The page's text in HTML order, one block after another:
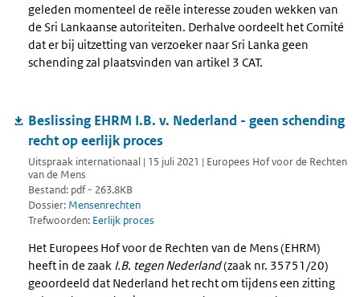
geleden momenteel de reële interesse zouden wekken van
de Sri Lankaanse autoriteiten. Derhalve oordeelt het Comité
dat er bij uitzetting van verzoeker naar Sri Lanka geen
schending zal plaatsvinden van artikel 3 CAT.
Beslissing EHRM I.B. v. Nederland - geen schending
recht op eerlijk proces
Uitspraak internationaal | 15 juli 2021 | Europees Hof voor de Rechten
van de Mens
Bestand: pdf - 263.8KB
Dossier: Mensenrechten
Trefwoorden: Eerlijk proces
Het Europees Hof voor de Rechten van de Mens (EHRM)
heeft in de zaak I.B. tegen Nederland(zaak nr. 35751/20)
geoordeeld dat Nederland het recht om tijdens een zitting